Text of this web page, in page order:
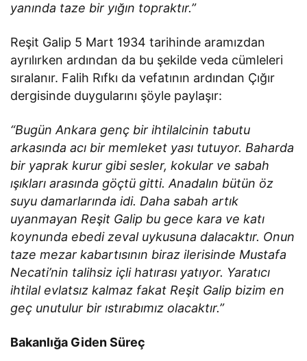
yanında taze bir yığın topraktır.”
Reşit Galip 5 Mart 1934 tarihinde aramızdan
ayrılırken ardından da bu şekilde veda cümleleri
sıralanır. Falih Rıfkı da vefatının ardından Çığır
dergisinde duygularını şöyle paylaşır:
“Bugün Ankara genç bir ihtilalcinin tabutu
arkasında acı bir memleket yası tutuyor. Baharda
bir yaprak kurur gibi sesler, kokular ve sabah
ışıkları arasında göçtü gitti. Anadalın bütün öz
suyu damarlarında idi. Daha sabah artık
uyanmayan Reşit Galip bu gece kara ve katı
koynunda ebedi zeval uykusuna dalacaktır. Onun
taze mezar kabartısının biraz ilerisinde Mustafa
Necati’nin talihsiz içli hatırası yatıyor. Yaratıcı
ihtilal evlatsız kalmaz fakat Reşit Galip bizim en
geç unutulur bir ıstırabımız olacaktır.”
Bakanlığa Giden Süreç